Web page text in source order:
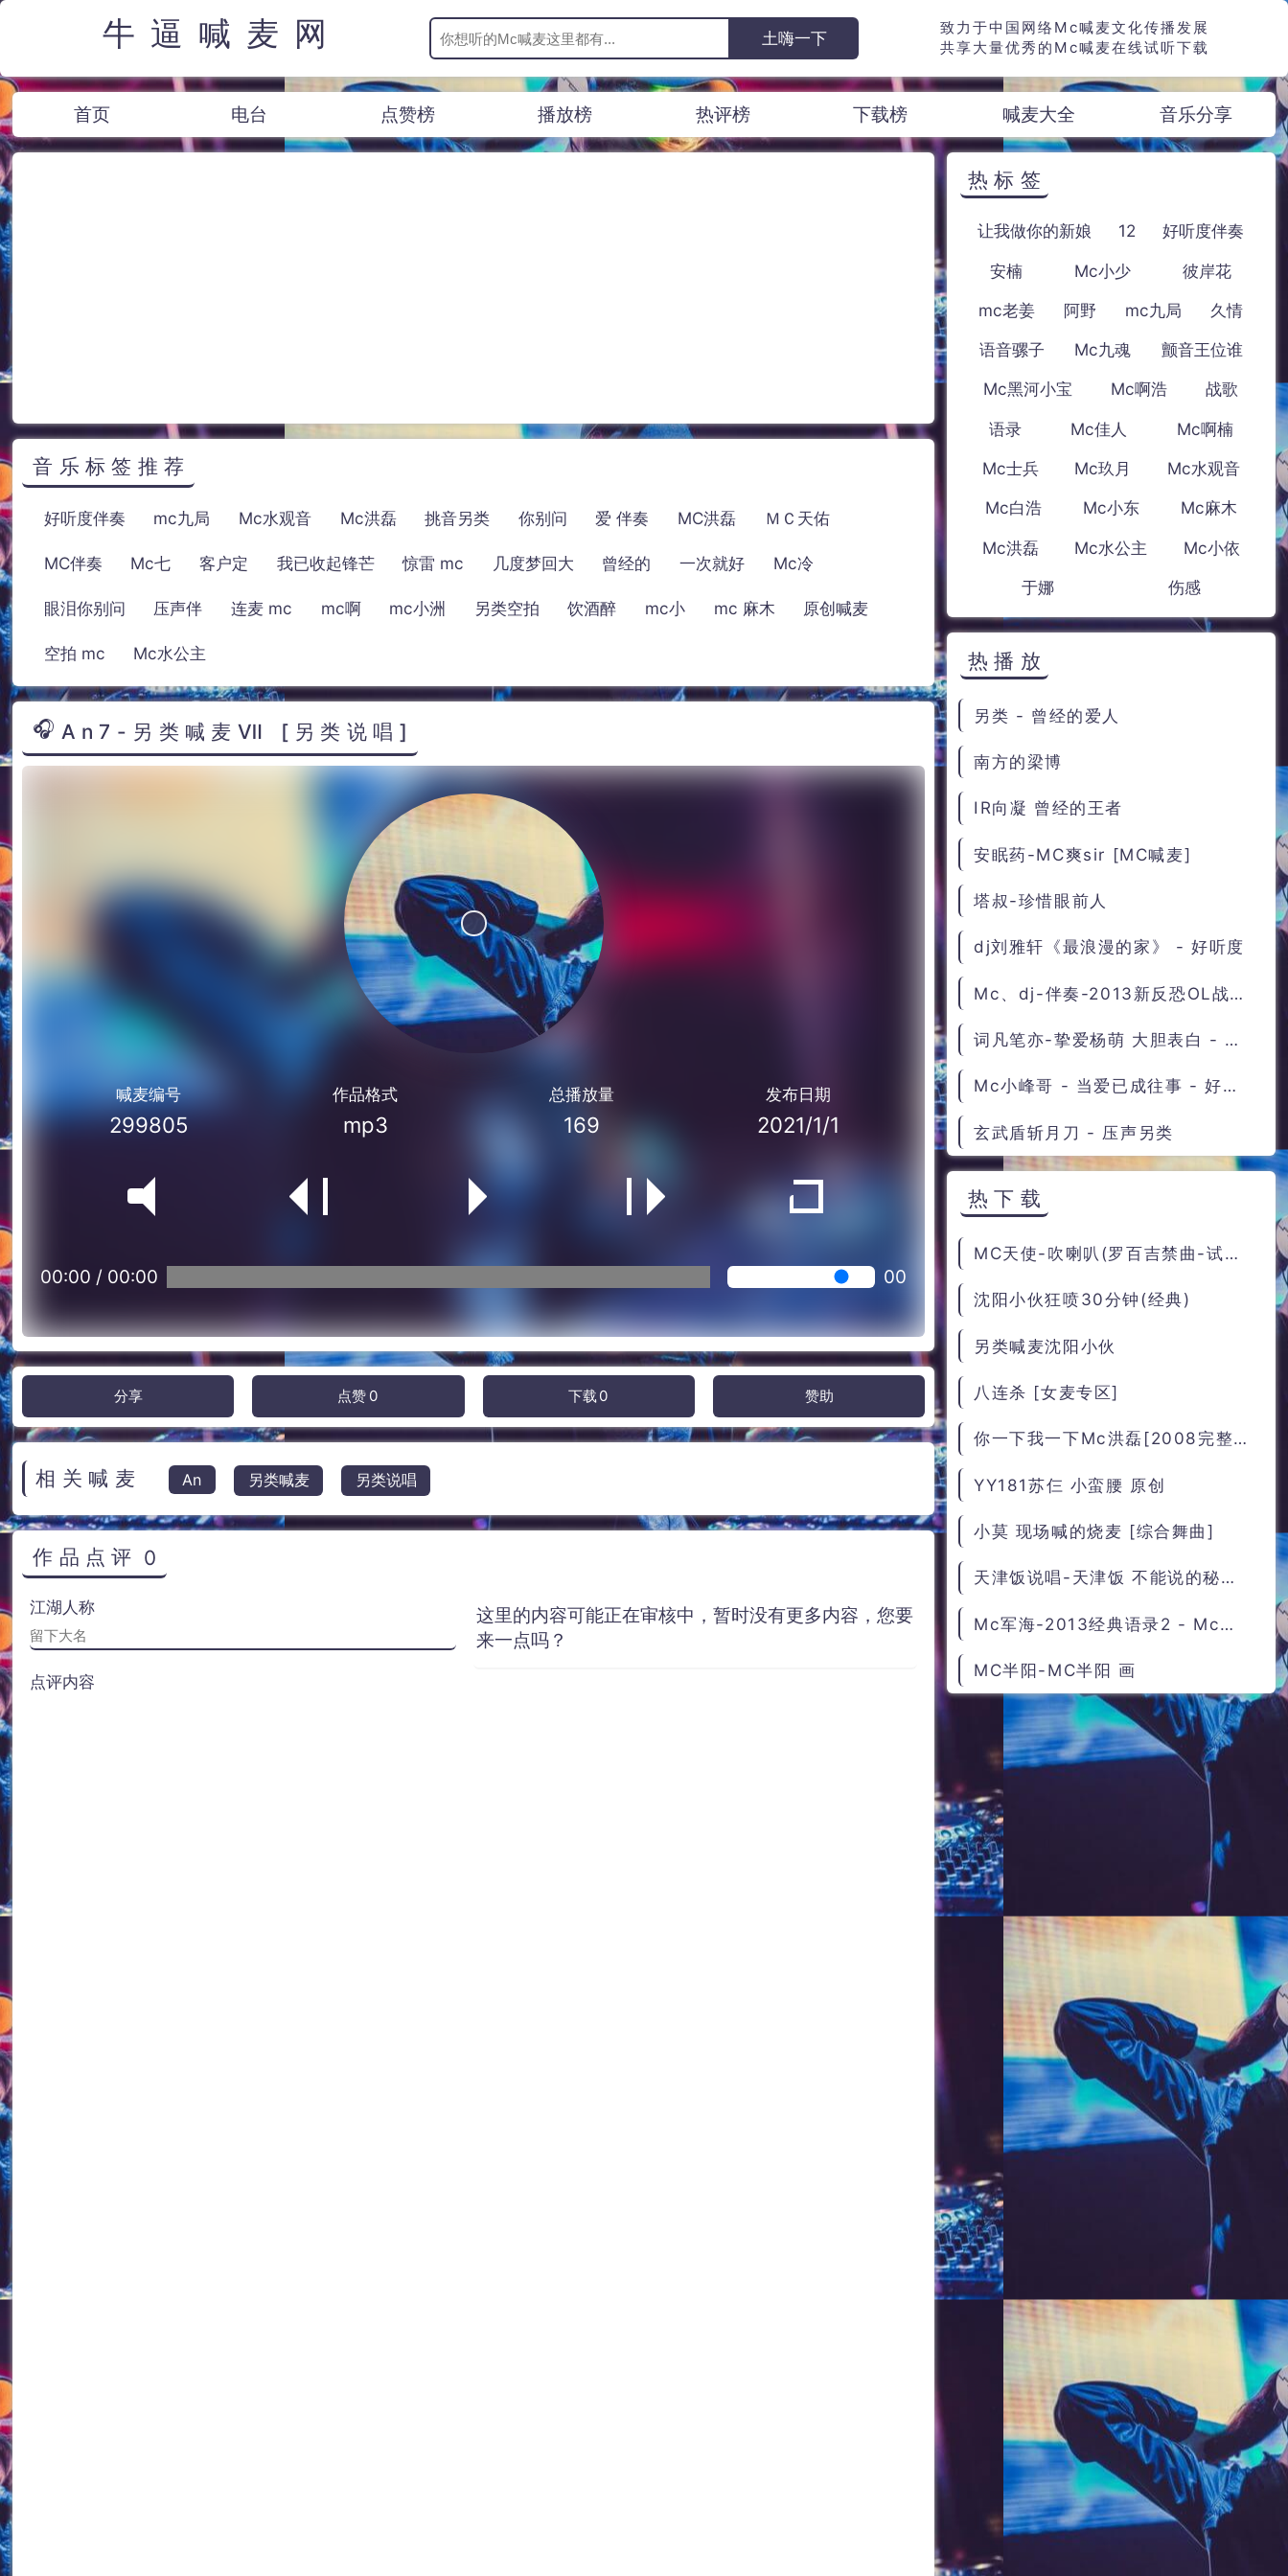
牛逼喊麦网
致力于中国网络Mc喊麦文化传播发展
共享大量优秀的Mc喊麦在线试听下载
首页 电台 点赞榜 播放榜 热评榜 下载榜 喊麦大全 音乐分享
音乐标签推荐
好听度伴奏 mc九局 Mc水观音 Mc洪磊 挑音另类 你别问 爱 伴奏 MC洪磊 ＭＣ天佑
MC伴奏 Mc七 客户定 我已收起锋芒 惊雷 mc 几度梦回大 曾经的 一次就好 Mc冷
眼泪你别问 压声伴 连麦 mc mc啊 mc小洲 另类空拍 饮酒醉 mc小 mc 麻木 原创喊麦
空拍 mc Mc水公主
An7-另类喊麦Ⅶ [另类说唱]
喊麦编号
299805
作品格式
mp3
总播放量
169
发布日期
2021/1/1
00:00 / 00:00 00
分享 点赞 0 下载 0 赞助
相关喊麦 An 另类喊麦 另类说唱
作品点评 0
江湖人称
点评内容
这里的内容可能正在审核中，暂时没有更多内容，您要
来一点吗？
热标签
让我做你的新娘 12
好听度伴奏
安楠
Mc小少
彼岸花
mc老姜
阿野 mc九局
久情
语音骡子
Mc九魂
颤音王位谁
Mc黑河小宝
Mc啊浩
战歌
语录
Mc佳人
Mc啊楠
Mc士兵
Mc玖月
Mc水观音
Mc白浩
Mc小东
Mc麻木
Mc洪磊
Mc水公主
Mc小依
于娜
伤感
热播放
另类 - 曾经的爱人
南方的梁博
IR向凝 曾经的王者
安眠药-MC爽sir [MC喊麦]
塔叔-珍惜眼前人
dj刘雅轩《最浪漫的家》 - 好听度
Mc、dj-伴奏-2013新反恐OL战歌-DJ君颜-霸气归来 - DJ君颜
词凡笔亦-挚爱杨萌 大胆表白 - 气势另类
Mc小峰哥 - 当爱已成往事 - 好听度
玄武盾斩月刀 - 压声另类
热下载
MC天使-吹喇叭(罗百吉禁曲-试听版本)
沈阳小伙狂喷30分钟(经典)
另类喊麦沈阳小伙
八连杀 [女麦专区]
你一下我一下Mc洪磊[2008完整版]
YY181苏仨 小蛮腰 原创
小莫 现场喊的烧麦 [综合舞曲]
天津饭说唱-天津饭 不能说的秘密 说唱
Mc军海-2013经典语录2 - Mc军海
MC半阳-MC半阳 画